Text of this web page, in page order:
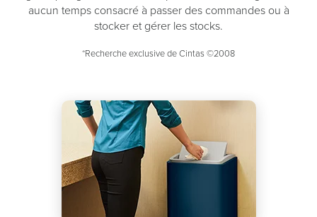
aucun temps consacré à passer des commandes ou à
stocker et gérer les stocks.
*Recherche exclusive de Cintas ©2008